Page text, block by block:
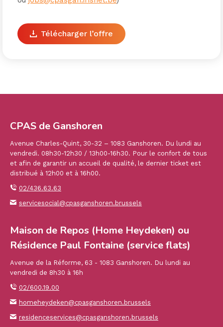
Télécharger l’offre
CPAS de Ganshoren
Avenue Charles-Quint, 30-32 – 1083 Ganshoren. Du lundi au
vendredi. 08h30-12h30 / 13h00-16h30. Pour le confort de tous
et afin de garantir un accueil de qualité, le dernier ticket est
distribué à 12h00 et à 16h00.
02/436.63.63
servicesocial@cpasganshoren.brussels
Maison de Repos (Home Heydeken) ou
Résidence Paul Fontaine (service flats)
Avenue de la Réforme, 63 - 1083 Ganshoren. Du lundi au
vendredi de 8h30 à 16h
02/600.19.00
homeheydeken@cpasganshoren.brussels
residenceservices@cpasganshoren.brussels